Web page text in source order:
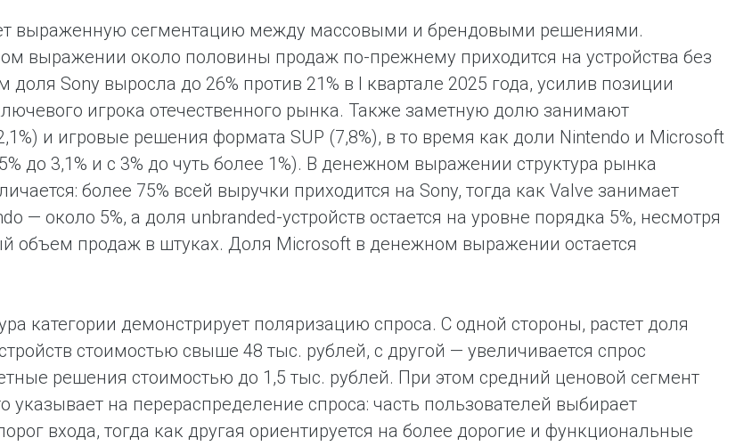
выраженную сегментацию между массовыми и брендовыми решениями.
выражении около половины продаж по-прежнему приходится на устройства без
доля Sony выросла до 26% против 21% в I квартале 2025 года, усилив позиции
игрока отечественного рынка. Также заметную долю занимают
и игровые решения формата SUP (7,8%), в то время как доли Nintendo и Microsoft
до 3,1% и с 3% до чуть более 1%). В денежном выражении структура рынка
более 75% всей выручки приходится на Sony, тогда как Valve занимает
— около 5%, а доля unbranded-устройств остается на уровне порядка 5%, несмотря
объем продаж в штуках. Доля Microsoft в денежном выражении остается
категории демонстрирует поляризацию спроса. С одной стороны, растет доля
стоимостью свыше 48 тыс. рублей, с другой — увеличивается спрос
решения стоимостью до 1,5 тыс. рублей. При этом средний ценовой сегмент
указывает на перераспределение спроса: часть пользователей выбирает
входа, тогда как другая ориентируется на более дорогие и функциональные